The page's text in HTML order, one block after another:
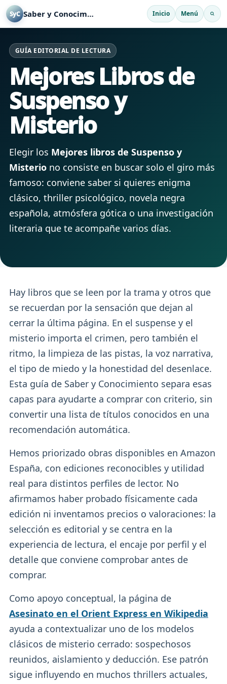
SyC Saber y Conocimiento Inicio Menú
GUÍA EDITORIAL DE LECTURA
Mejores Libros de
Suspenso y
Misterio
Elegir los Mejores libros de Suspenso y
Misterio no consiste en buscar solo el giro más
famoso: conviene saber si quieres enigma
clásico, thriller psicológico, novela negra
española, atmósfera gótica o una investigación
literaria que te acompañe varios días.
Hay libros que se leen por la trama y otros que
se recuerdan por la sensación que dejan al
cerrar la última página. En el suspense y el
misterio importa el crimen, pero también el
ritmo, la limpieza de las pistas, la voz narrativa,
el tipo de miedo y la honestidad del desenlace.
Esta guía de Saber y Conocimiento separa esas
capas para ayudarte a comprar con criterio, sin
convertir una lista de títulos conocidos en una
recomendación automática.
Hemos priorizado obras disponibles en Amazon
España, con ediciones reconocibles y utilidad
real para distintos perfiles de lector. No
afirmamos haber probado físicamente cada
edición ni inventamos precios o valoraciones: la
selección es editorial y se centra en la
experiencia de lectura, el encaje por perfil y el
detalle que conviene comprobar antes de
comprar.
Como apoyo conceptual, la página de
Asesinato en el Orient Express en Wikipedia
ayuda a contextualizar uno de los modelos
clásicos de misterio cerrado: sospechosos
reunidos, aislamiento y deducción. Ese patrón
sigue influyendo en muchos thrillers actuales,